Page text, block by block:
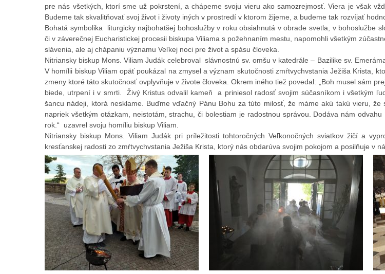
pre nás všetkých, ktorí sme už pokrstení, a chápeme svoju vieru ako samozrejmosť. Viera je však
Budeme tak skvalitňovať svoj život i životy iných v prostredí v ktorom žijeme, a budeme tak rozvíjať
Bohatá symbolika liturgicky najbohatšej bohoslužby v roku obsiahnutá v obrade svetla, v bohoslužbe
či v záverečnej Eucharistickej procesii biskupa Viliama s požehnaním mestu, napomohli všetkým
slávenia, ale aj chápaniu významu Veľkej noci pre život a spásu človeka.
Nitriansky biskup Mons. Viliam Judák celebroval slávnostnú sv. omšu v katedrále – Bazilike sv.
V homílii biskup Viliam opäť poukázal na zmysel a význam skutočnosti zmŕtvychvstania Ježiša Krista,
zmeny ktoré táto skutočnosť ovplyvňuje v živote človeka. Okrem iného tiež povedal: „Boh musel sám
biede, utrpení i v smrti. Živý Kristus odvalil kameň a priniesol radosť svojim súčasníkom i všetkým
šancu nádeji, ktorá nesklame. Buďme vďačný Pánu Bohu za túto milosť, že máme akú takú vieru,
napriek všetkým otázkam, neistotám, strachu, či bolestiam je radostnou správou. Dodáva nám
rok.“ uzavrel svoju homíliu biskup Viliam.
Nitriansky biskup Mons. Viliam Judák pri príležitosti tohtoročných Veľkonočných sviatkov žičí a
kresťanskej radosti zo zmŕtvychvstania Ježiša Krista, ktorý nás obdarúva svojim pokojom a posilňuje v